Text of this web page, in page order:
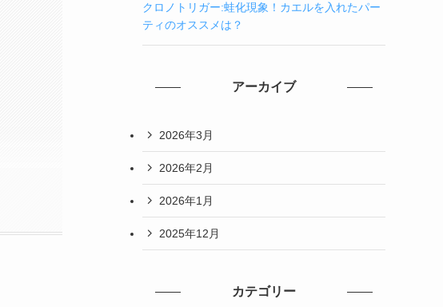
クロノトリガー:蛙化現象！カエルを入れたパー
ティのオススメは？
アーカイブ
2026年3月
2026年2月
2026年1月
2025年12月
カテゴリー